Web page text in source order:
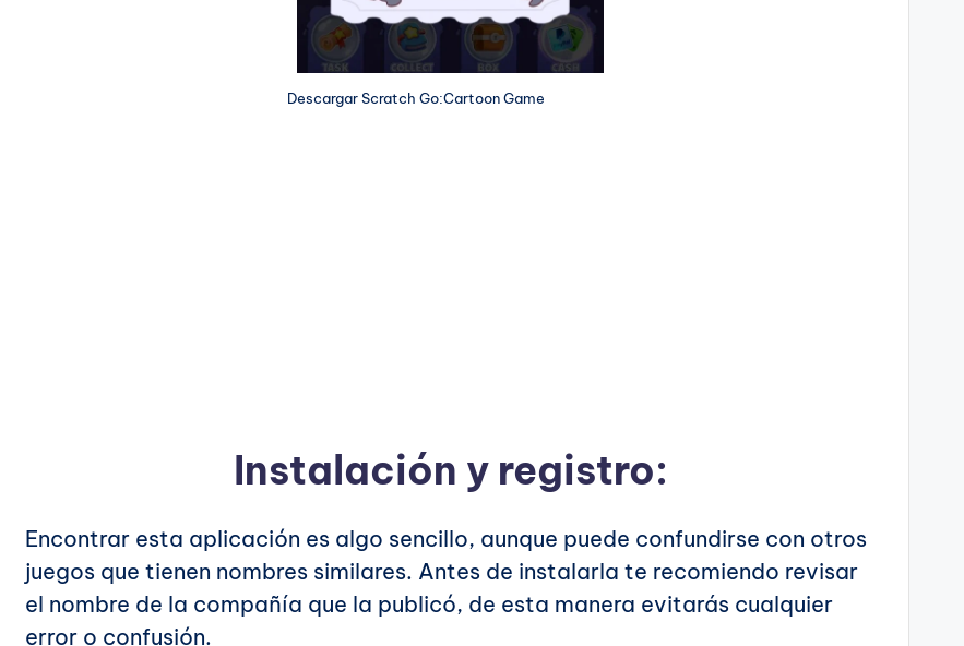
Descargar Scratch Go:Cartoon Game
Instalación y registro:
Encontrar esta aplicación es algo sencillo, aunque puede confundirse con otros
juegos que tienen nombres similares. Antes de instalarla te recomiendo revisar
el nombre de la compañía que la publicó, de esta manera evitarás cualquier
error o confusión.